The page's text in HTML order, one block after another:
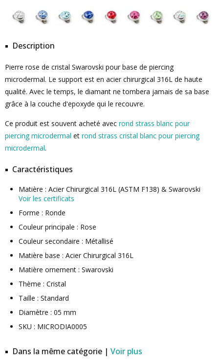
Description
Pierre rose de cristal Swarovski pour base de piercing
microdermal. Le support est en acier chirurgical 316L de haute
qualité. Avec le temps, le diamant ne tombera jamais de sa base
grâce à la couche d'epoxyde qui le recouvre.
Ce produit est souvent acheté avec rond strass blanc pour
piercing microdermal et rond strass cristal blanc pour piercing
microdermal.
Caractéristiques
Matière : Acier Chirurgical 316L (ASTM F138) & Swarovski
Voir les certificats
Forme : Ronde
Couleur principale : Rose
Couleur secondaire : Métallisé
Matière base : Acier Chirurgical 316L
Matière ornement : Swarovski
Thème : Cristal
Taille : Standard
Diamètre : 05 mm
SKU : MICRODIA0005
Dans la même catégorie | Voir plus